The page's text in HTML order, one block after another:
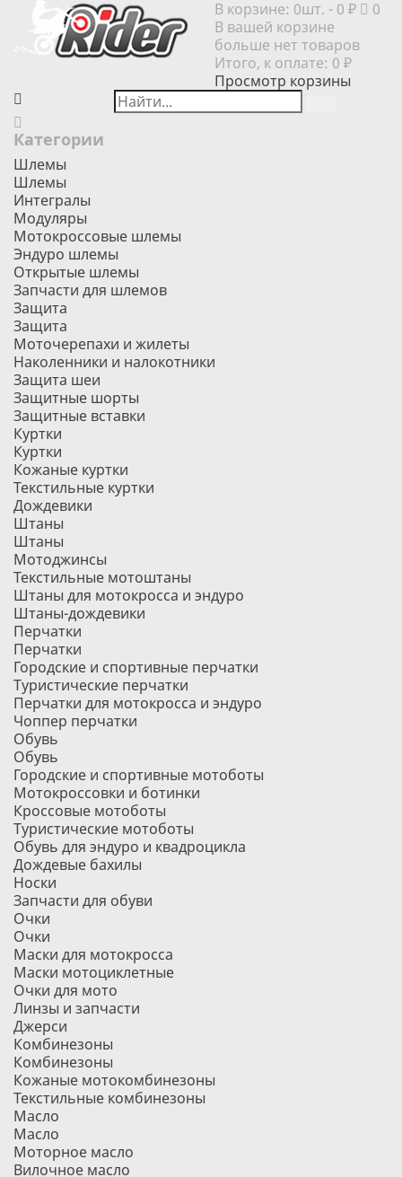
В корзине: 0шт. - 0 ₽
0
В вашей корзине
больше нет товаров
Итого, к оплате: 0 ₽
Просмотр корзины
Категории
Шлемы
Шлемы
Интегралы
Модуляры
Мотокроссовые шлемы
Эндуро шлемы
Открытые шлемы
Запчасти для шлемов
Защита
Защита
Моточерепахи и жилеты
Наколенники и налокотники
Защита шеи
Защитные шорты
Защитные вставки
Куртки
Куртки
Кожаные куртки
Текстильные куртки
Дождевики
Штаны
Штаны
Мотоджинсы
Текстильные мотоштаны
Штаны для мотокросса и эндуро
Штаны-дождевики
Перчатки
Перчатки
Городские и спортивные перчатки
Туристические перчатки
Перчатки для мотокросса и эндуро
Чоппер перчатки
Обувь
Обувь
Городские и спортивные мотоботы
Мотокроссовки и ботинки
Кроссовые мотоботы
Туристические мотоботы
Обувь для эндуро и квадроцикла
Дождевые бахилы
Носки
Запчасти для обуви
Очки
Очки
Маски для мотокросса
Маски мотоциклетные
Очки для мото
Линзы и запчасти
Джерси
Комбинезоны
Комбинезоны
Кожаные мотокомбинезоны
Текстильные комбинезоны
Масло
Масло
Моторное масло
Вилочное масло